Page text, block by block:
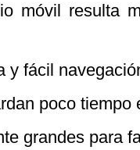
móvil resulta
y fácil
poco tiempo
grandes para